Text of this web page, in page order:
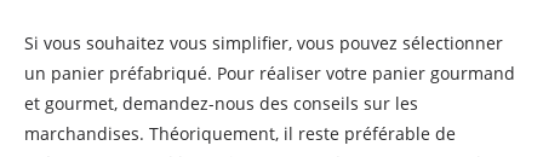
Si vous souhaitez vous simplifier, vous pouvez sélectionner
un panier préfabriqué. Pour réaliser votre panier gourmand
et gourmet, demandez-nous des conseils sur les
marchandises. Théoriquement, il reste préférable de